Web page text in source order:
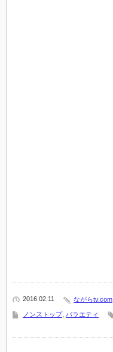
2016 02.11 ながらtv.com
ノンストップ, バラエティ